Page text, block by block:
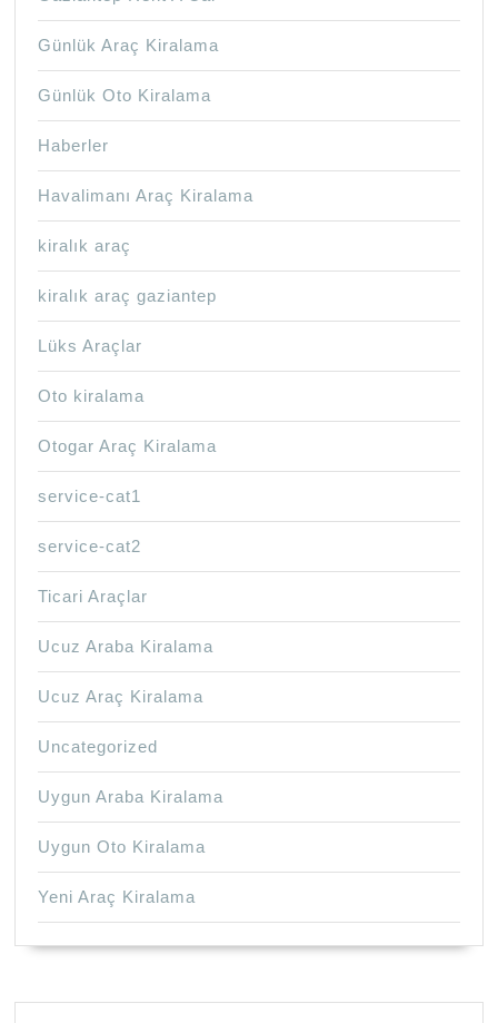
Günlük Araç Kiralama
Günlük Oto Kiralama
Haberler
Havalimanı Araç Kiralama
kiralık araç
kiralık araç gaziantep
Lüks Araçlar
Oto kiralama
Otogar Araç Kiralama
service-cat1
service-cat2
Ticari Araçlar
Ucuz Araba Kiralama
Ucuz Araç Kiralama
Uncategorized
Uygun Araba Kiralama
Uygun Oto Kiralama
Yeni Araç Kiralama